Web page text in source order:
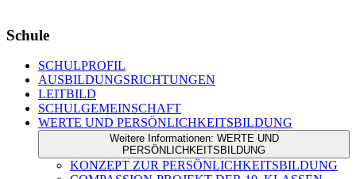
Schule
SCHULPROFIL
AUSBILDUNGSRICHTUNGEN
LEITBILD
SCHULGEMEINSCHAFT
WERTE UND PERSÖNLICHKEITSBILDUNG
Weitere Informationen: WERTE UND
PERSÖNLICHKEITSBILDUNG
KONZEPT ZUR PERSÖNLICHKEITSBILDUNG